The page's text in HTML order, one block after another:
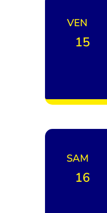
VEN
15
SAM
16